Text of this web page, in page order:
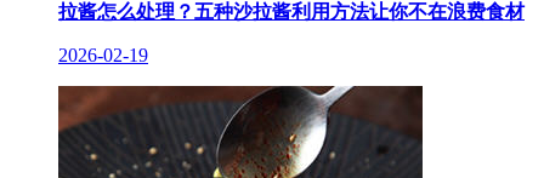
拉酱怎么处理？五种沙拉酱利用方法让你不在浪费食材
2026-02-19